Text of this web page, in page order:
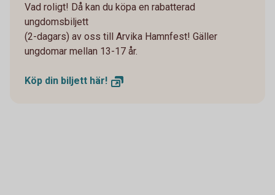
Vad roligt! Då kan du köpa en rabatterad
ungdomsbiljett
(2-dagars) av oss till Arvika Hamnfest! Gäller
ungdomar mellan 13-17 år.
Köp din biljett här!